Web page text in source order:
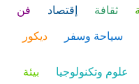
ثقافة إقتصاد فن
سياحة وسفر ديكور
علوم وتكنولوجيا بيئة